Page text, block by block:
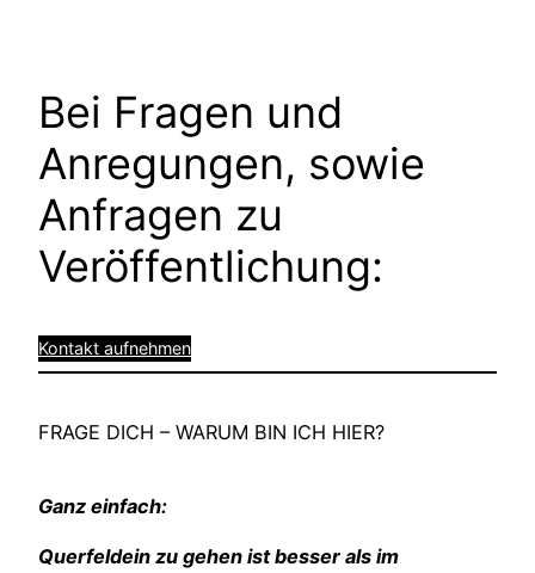
Bei Fragen und
Anregungen, sowie
Anfragen zu
Veröffentlichung:
Kontakt aufnehmen
FRAGE DICH – WARUM BIN ICH HIER?
Ganz einfach:
Querfeldein zu gehen ist besser als im